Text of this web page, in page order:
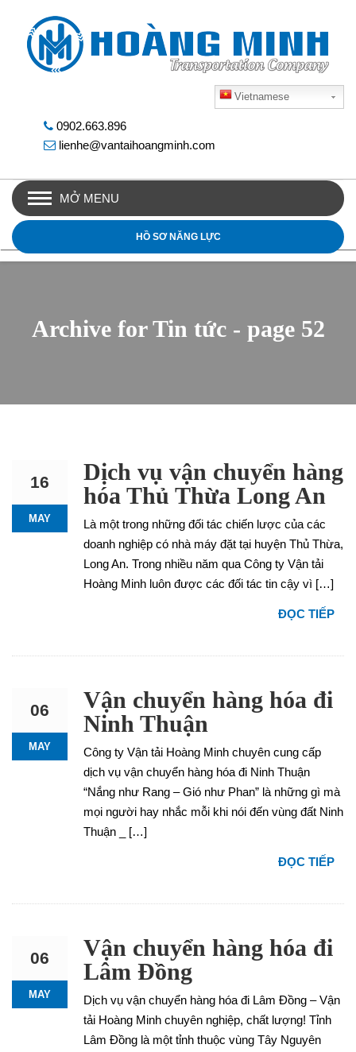
Vietnamese
0902.663.896
lienhe@vantaihoangminh.com
MỞ MENU
HỒ SƠ NĂNG LỰC
Archive for Tin tức - page 52
16
MAY
Dịch vụ vận chuyển hàng
hóa Thủ Thừa Long An
Là một trong những đối tác chiến lược của các
doanh nghiệp có nhà máy đặt tại huyện Thủ Thừa,
Long An. Trong nhiều năm qua Công ty Vận tải
Hoàng Minh luôn được các đối tác tin cậy vì […]
ĐỌC TIẾP
06
MAY
Vận chuyển hàng hóa đi
Ninh Thuận
Công ty Vận tải Hoàng Minh chuyên cung cấp
dịch vụ vận chuyển hàng hóa đi Ninh Thuận
“Nắng như Rang – Gió như Phan” là những gì mà
mọi người hay nhắc mỗi khi nói đến vùng đất Ninh
Thuận _ […]
ĐỌC TIẾP
06
MAY
Vận chuyển hàng hóa đi
Lâm Đồng
Dịch vụ vận chuyển hàng hóa đi Lâm Đồng – Vận
tải Hoàng Minh chuyên nghiệp, chất lượng! Tỉnh
Lâm Đồng là một tỉnh thuộc vùng Tây Nguyên